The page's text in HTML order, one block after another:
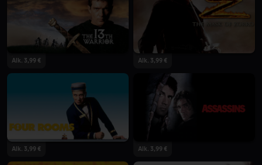
Alk. 3,99 € Alk. 3,99 €
Alk. 3,99 € Alk. 3,99 €